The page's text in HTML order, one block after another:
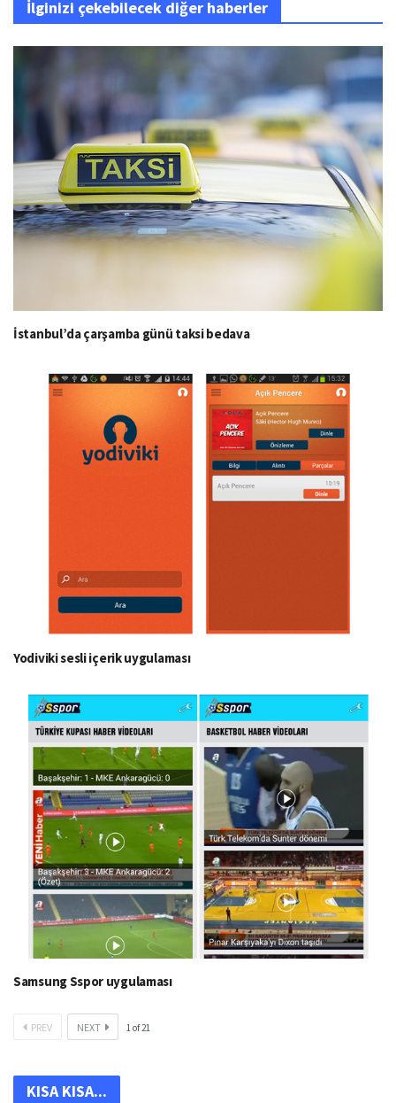
İlginizi çekebilecek diğer haberler
İstanbul’da çarşamba günü taksi bedava
Yodiviki sesli içerik uygulaması
Samsung Sspor uygulaması
PREV NEXT 1of21
KISA KISA...